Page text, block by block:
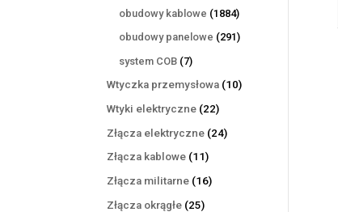
produktów
obudowy kablowe 18841884
produkty
obudowy panelowe 291291
system COB 77
produktów
Wtyczka przemysłowa 1010
Wtyki elektryczne 2222
produkty
Złącza elektryczne 2424
Złącza kablowe 1111
produktów
Złącza militarne 1616
Złącza okrągłe 2525